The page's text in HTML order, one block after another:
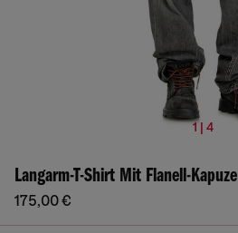
1 | 4
Langarm-T-Shirt Mit Flanell-Kapuze
175,00 €